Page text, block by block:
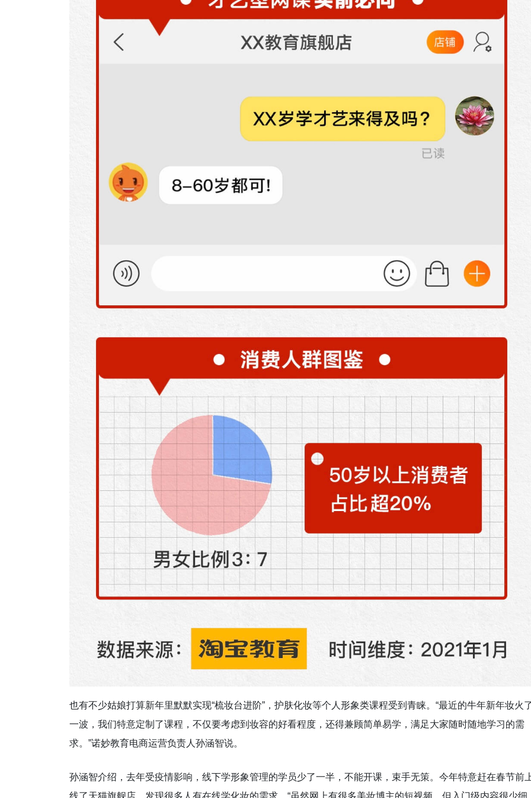
也有不少姑娘打算新年里默默实现“梳妆台进阶”，护肤化妆等个人形象类课程受到青睐。“最近的牛年新年妆火
一波，我们特意定制了课程，不仅要考虑到妆容的好看程度，还得兼顾简单易学，满足大家随时随地学习的需
求。”诺妙教育电商运营负责人孙涵智说。
孙涵智介绍，去年受疫情影响，线下学形象管理的学员少了一半，不能开课，束手无策。今年特意赶在春节前
线了天猫旗舰店，发现很多人有在线学化妆的需求。“虽然网上有很多美妆博主的短视频，但入门级内容很少细